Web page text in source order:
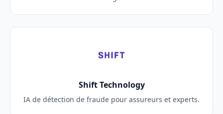
Shift Technology
IA de détection de fraude pour assureurs et experts.